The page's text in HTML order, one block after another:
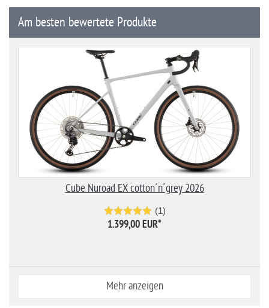
Am besten bewertete Produkte
Cube Nuroad EX cotton´n´grey 2026
(1)
1.399,00 EUR*
Mehr anzeigen